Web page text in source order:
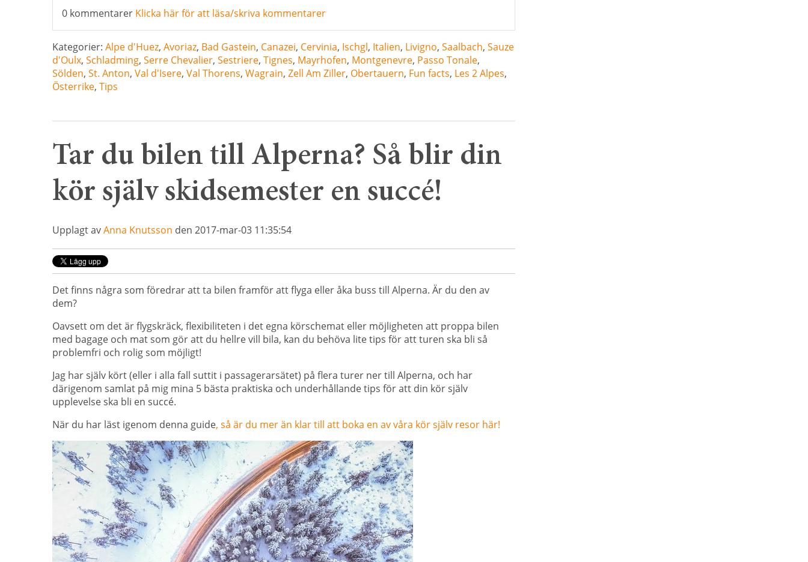
0 kommentarer Klicka här för att läsa/skriva kommentarer
Kategorier: Alpe d'Huez, Avoriaz, Bad Gastein, Canazei, Cervinia, Ischgl, Italien, Livigno, Saalbach, Sauze
d'Oulx, Schladming, Serre Chevalier, Sestriere, Tignes, Mayrhofen, Montgenevre, Passo Tonale,
Sölden, St. Anton, Val d'Isere, Val Thorens, Wagrain, Zell Am Ziller, Obertauern, Fun facts, Les 2 Alpes,
Österrike, Tips
Tar du bilen till Alperna? Så blir din
kör själv skidsemester en succé!
Upplagt avAnna Knutsson den 2017-mar-03 11:35:54
Det finns några som föredrar att ta bilen framför att flyga eller åka buss till Alperna. Är du den av
dem?
Oavsett om det är flygskräck, flexibiliteten i det egna körschemat eller möjligheten att proppa bilen
med bagage och mat som gör att du hellre vill bila, kan du behöva lite tips för att turen ska bli så
problemfri och rolig som möjligt!
Jag har själv kört (eller i alla fall suttit i passagerarsätet) på flera turer ner till Alperna, och har
därigenom samlat på mig mina 5 bästa praktiska och underhållande tips för att din kör själv
upplevelse ska bli en succé.
När du har läst igenom denna guide, så är du mer än klar till att boka en av våra kör själv resor här!